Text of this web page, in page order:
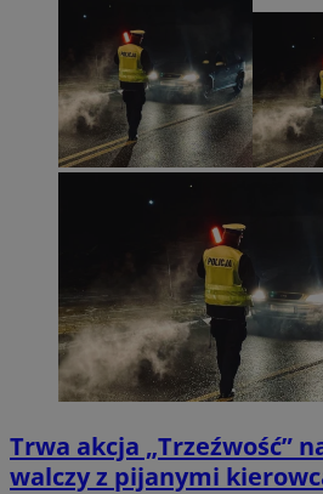
Trwa akcja „Trzeźwość”
walczy z pijanymi